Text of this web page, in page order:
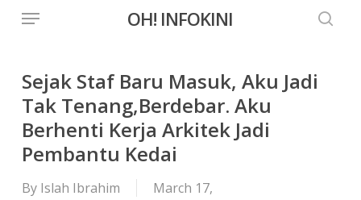
content
OH! INFOKINI
Menu
Sejak Staf Baru Masuk, Aku Jadi
Tak Tenang,Berdebar. Aku
Berhenti Kerja Arkitek Jadi
Pembantu Kedai
By Islah Ibrahim
March 17,